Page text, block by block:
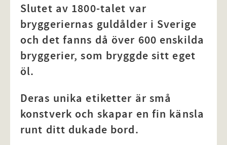
Slutet av 1800-talet var
bryggeriernas guldålder i Sverige
och det fanns då över 600 enskilda
bryggerier, som bryggde sitt eget
öl.
Deras unika etiketter är små
konstverk och skapar en fin känsla
runt ditt dukade bord.